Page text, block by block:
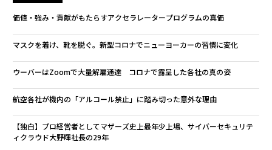
価値・強み・貢献がもたらすアクセラレータープログラムの真価
マスクを着け、靴を脱ぐ。新型コロナでニューヨーカーの習慣に変化
ウーバーはZoomで大量解雇通達 コロナで露呈した各社の真の姿
航空各社が機内の「アルコール禁止」に踏み切った意外な理由
【独白】プロ経営者としてマザーズ史上最年少上場、サイバーセキュリテ
ィクラウド大野暉社長の29年